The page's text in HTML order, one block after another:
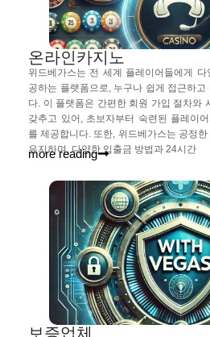
온라인카지노
위드베가스는 전 세계 플레이어들에게
공하는 플랫폼으로, 누구나 쉽게 접근하
다. 이 플랫폼은 간편한 회원 가입 절차와
갖추고 있어, 초보자부터 숙련된 플레이
를 제공합니다. 또한, 위드베가스는 공정
유지하며, 다양한 입출금 방법과 24시간
more reading
보증업체